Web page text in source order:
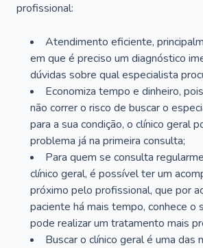
profissional:
Atendimento eficiente,
em que é preciso um diagnóstico
dúvidas sobre qual especialista
Economiza tempo e dinheiro,
não correr o risco de buscar o
para a sua condição, o clínico geral
problema já na primeira consulta;
Para quem se consulta
clínico geral, é possível ter um
próximo pelo profissional, que por
paciente há mais tempo, conhece o
pode realizar um tratamento mais
Buscar o clínico geral é uma das